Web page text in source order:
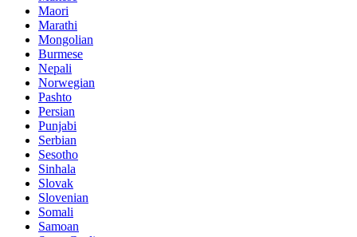
Maori
Marathi
Mongolian
Burmese
Nepali
Norwegian
Pashto
Persian
Punjabi
Serbian
Sesotho
Sinhala
Slovak
Slovenian
Somali
Samoan